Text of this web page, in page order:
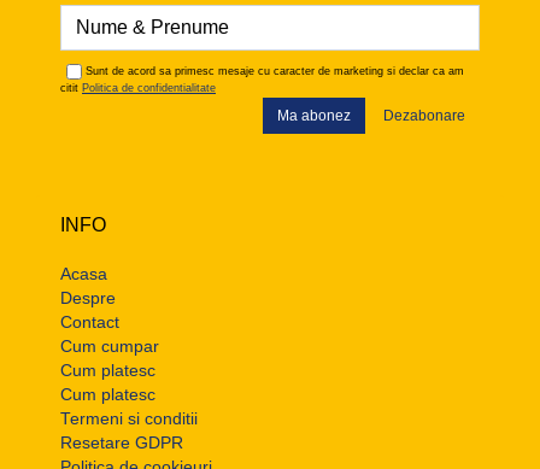
Sunt de acord sa primesc mesaje cu caracter de marketing si declar ca am
citit Politica de confidentialitate
Ma abonez Dezabonare
INFO
Acasa
Despre
Contact
Cum cumpar
Cum platesc
Cum platesc
Termeni si conditii
Resetare GDPR